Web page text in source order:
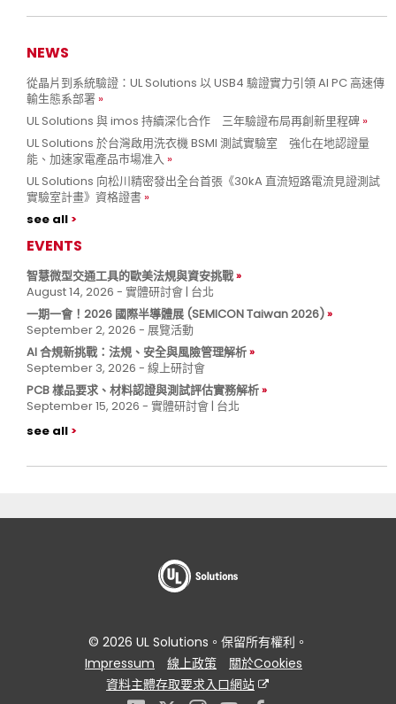
NEWS
從晶片到系統驗證：UL Solutions 以 USB4 驗證實力引領 AI PC 高速傳
輸生態系部署
UL Solutions 與 imos 持續深化合作 三年驗證布局再創新里程碑
UL Solutions 於台灣啟用洗衣機 BSMI 測試實驗室 強化在地認證量
能、加速家電產品市場准入
UL Solutions 向松川精密發出全台首張《30kA 直流短路電流見證測試
實驗室計畫》資格證書
see all
EVENTS
智慧微型交通工具的歐美法規與資安挑戰
August 14, 2026 - 實體研討會 | 台北
一期一會！2026 國際半導體展 (SEMICON Taiwan 2026)
September 2, 2026 - 展覽活動
AI 合規新挑戰：法規、安全與風險管理解析
September 3, 2026 - 線上研討會
PCB 樣品要求、材料認證與測試評估實務解析
September 15, 2026 - 實體研討會 | 台北
see all
© 2026 UL Solutions。保留所有權利。
Impressum
線上政策
關於Cookies
資料主體存取要求入口網站